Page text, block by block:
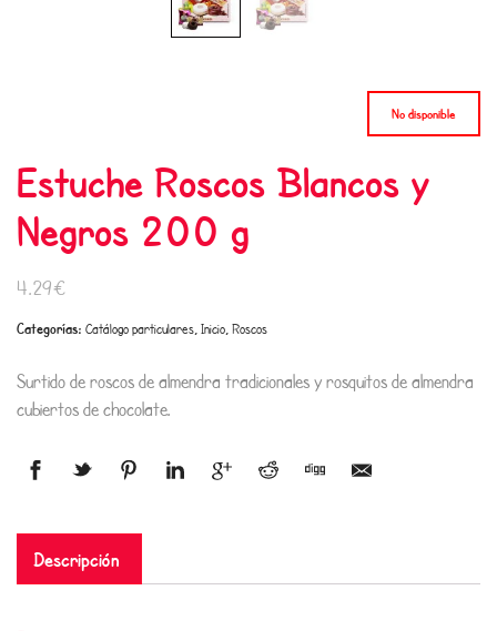
No disponible
Estuche Roscos Blancos y
Negros 200 g
4.29€
Categorías: Catálogo particulares Inicio Roscos
Surtido de roscos de almendra tradicionales y rosquitos de almendra
cubiertos de chocolate.
Descripción